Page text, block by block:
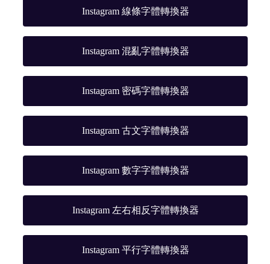
Instagram 線條字體轉換器
Instagram 混亂字體轉換器
Instagram 密碼字體轉換器
Instagram 古文字體轉換器
Instagram 數字字體轉換器
Instagram 左右相反字體轉換器
Instagram 平行字體轉換器